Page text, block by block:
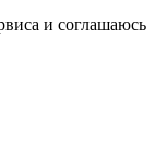
и соглашаюсь